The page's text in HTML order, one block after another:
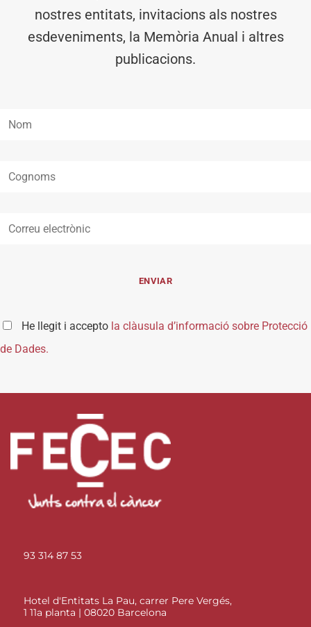
nostres entitats, invitacions als nostres
esdeveniments, la Memòria Anual i altres
publicacions.
He llegit i accepto la clàusula d’informació sobre Protecció
de Dades.
93 314 87 53
Hotel d'Entitats La Pau, carrer Pere Vergés,
1 11a planta | 08020 Barcelona